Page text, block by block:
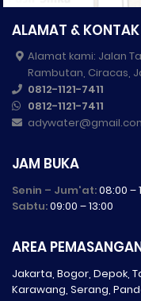
ALAMAT & KONTAK
Alamat kami: Jalan
Rambutan, Ciracas,
0812-1121-7411
0812-1121-7411
JAM BUKA
Senin – Jum'at:08:00 –
Sabtu:09:00 – 13:00
AREA
Jakarta, Bogor, Depok,
Karawang, Serang,